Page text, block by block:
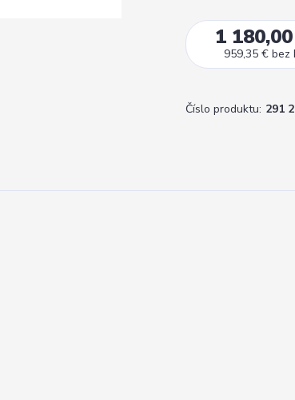
1
959,35 € bez
Číslo produktu: 291